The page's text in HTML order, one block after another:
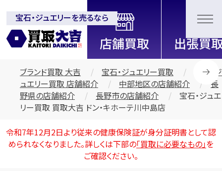
全国2200店舗以上展開中！信頼と実績の買取専門店「買取大
吉」
宝石・ジュエリーを売るなら
ブランド買取 大吉 宝石・ジュエリー買取
宝石・ジ
ュエリー買取 店舗紹介
中部地区の店舗紹介
長
野県の店舗紹介
長野市の店舗紹介
宝石・ジュエ
リー買取 買取大吉 ドン・キホーテ川中島店
令和7年12月2日より従来の健康保険証が身分証明書として認
められなくなりました。詳しくは下部の「買取に必要なもの」を
ご確認ください。